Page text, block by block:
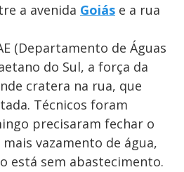
a avenida Goiás e a rua
(Departamento de Águas
do Sul, a força da
cratera na rua, que
Técnicos foram
precisaram fechar o
vazamento de água,
está sem abastecimento.